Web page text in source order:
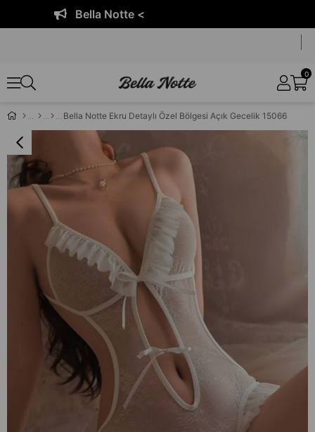
Bella Notte <
0
Bella Notte Ekru Detaylı Özel Bölgesi Açık Gecelik 15066